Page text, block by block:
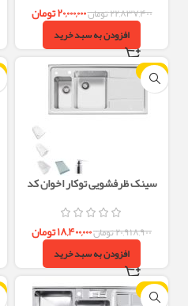
۲۲,۸۳۷,۴۰۰تومان۲۰,۰۰۰,۰۰۰تومان
افزودن به سبد خرید
-12%
سینک ظرفشویی توکار اخوان کد
۲۰,۹۱۸,۹۰۰تومان۱۸,۴۰۰,۰۰۰تومان
افزودن به سبد خرید
-12%